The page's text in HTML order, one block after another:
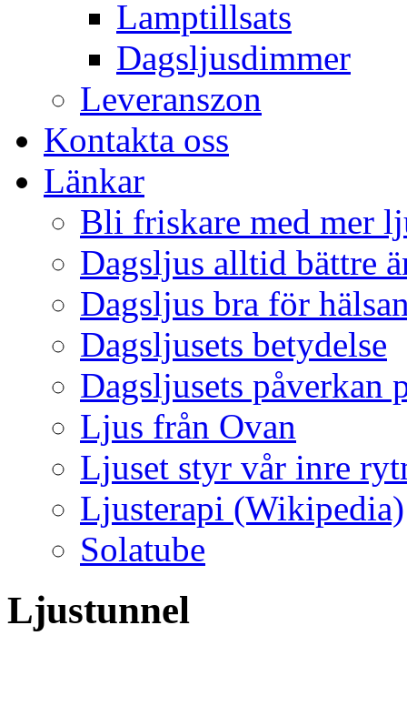
Lamptillsats
Dagsljusdimmer
Leveranszon
Kontakta oss
Länkar
Bli friskare med mer
Dagsljus alltid bättre
Dagsljus bra för
Dagsljusets betydelse
Dagsljusets påverkan
Ljus från Ovan
Ljuset styr vår inre
Ljusterapi (Wikipedia)
Solatube
Ljustunnel